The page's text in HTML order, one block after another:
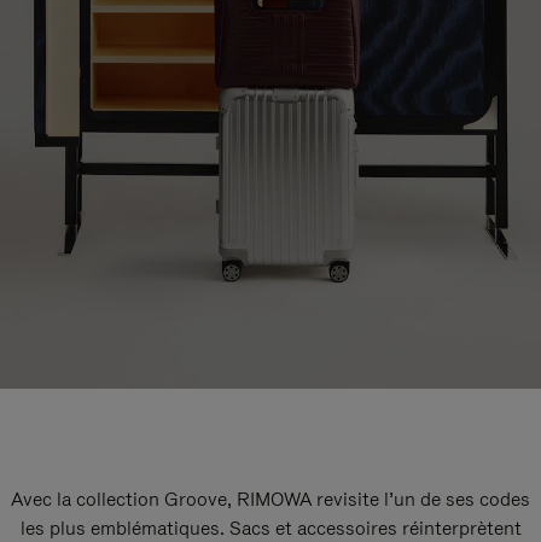
Avec la collection Groove, RIMOWA revisite l’un de ses codes
les plus emblématiques. Sacs et accessoires réinterprètent